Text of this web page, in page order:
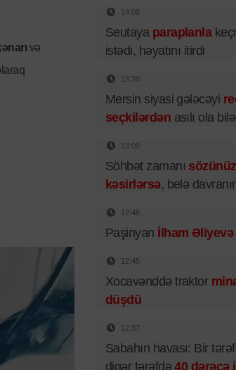
və
14:00
Seutaya paraplanla
istədi, həyatını itirdi
13:30
Mersin siyasi gələcəyi
seçkilərdən asılı ola
13:00
Söhbət zamanı
kəsirlərsə, belə
12:48
Paşinyan İlham Əliyevə
12:45
Xocavənddə traktor
düşdü
12:37
Sabahın havası: Bir
digər tərəfdə40 dərəcə